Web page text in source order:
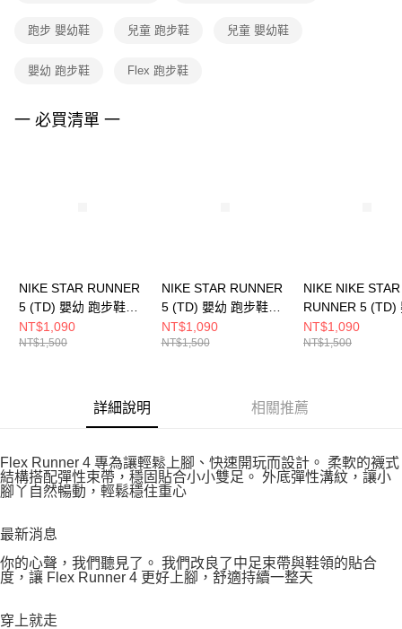
權轉讓予恩沛科技股份有限公司。
３．未成年的使用者請事先徵得法定代理人或監護人之同意方可使用
４．使用「AFTEE先享後付」時，將依據個別帳號之用戶狀況，依本公司即
跑步 嬰幼鞋 兒童 跑步鞋 兒童 嬰幼鞋
嬰幼 跑步鞋 Flex 跑步鞋
一 必買清單 一
NIKE STAR RUNNER
5 (TD) 嬰幼 跑步鞋
HF7006600
NT$1,090
NT$1,500
NIKE STAR RUNNER
5 (TD) 嬰幼 跑步鞋
HF7006007
NT$1,090
NT$1,500
NIKE NIKE STAR
RUNNER 5 (TD)
跑步鞋
NT$1,090
NT$1,500
詳細說明 相關推薦
Flex Runner 4 專為讓輕鬆上腳、快速開玩而設計。 柔軟的襪式
結構搭配彈性束帶，穩固貼合小小雙足。 外底彈性溝紋，讓小
腳丫自然暢動，輕鬆穩住重心
最新消息
你的心聲，我們聽見了。 我們改良了中足束帶與鞋領的貼合
度，讓 Flex Runner 4 更好上腳，舒適持續一整天
穿上就走